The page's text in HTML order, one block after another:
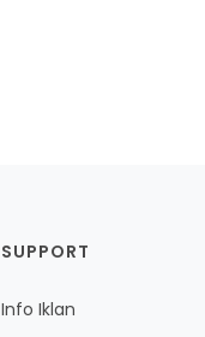
SUPPORT
Info Iklan